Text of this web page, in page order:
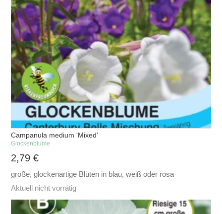
Campanula medium 'Mixed'
Glockenblume
2,79€
große, glockenartige Blüten in blau, weiß oder rosa
Aktuell nicht vorrätig